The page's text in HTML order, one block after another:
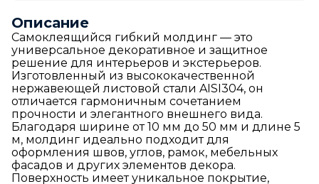
Описание
Самоклеящийся гибкий молдинг — это
универсальное декоративное и защитное
решение для интерьеров и экстерьеров.
Изготовленный из высококачественной
нержавеющей листовой стали AISI304, он
отличается гармоничным сочетанием
прочности и элегантного внешнего вида.
Благодаря ширине от 10 мм до 50 мм и длине 5
м, молдинг идеально подходит для
оформления швов, углов, рамок, мебельных
фасадов и других элементов декора.
Поверхность имеет уникальное покрытие,